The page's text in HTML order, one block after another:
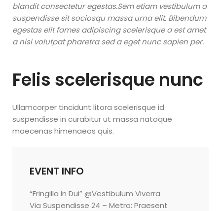
blandit consectetur egestas.Sem etiam vestibulum a
suspendisse sit sociosqu massa urna elit. Bibendum
egestas elit fames adipiscing scelerisque a est amet
a nisi volutpat pharetra sed a eget nunc sapien per.
Felis scelerisque nunc
Ullamcorper tincidunt litora scelerisque id
suspendisse in curabitur ut massa natoque
maecenas himenaeos quis.
EVENT INFO
“Fringilla In Dui” @Vestibulum Viverra
Via Suspendisse 24 – Metro: Praesent